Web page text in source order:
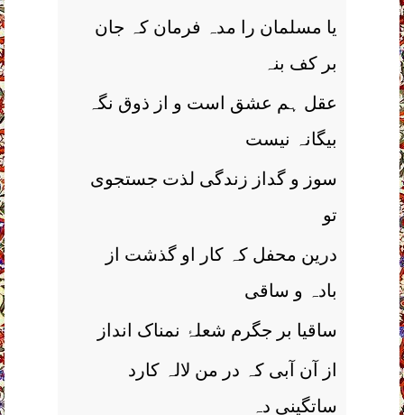
یا مسلمان را مدہ فرمان کہ جان
بر کف بنہ
عقل ہم عشق است و از ذوق نگہ
بیگانہ نیست
سوز و گداز زندگی لذت جستجوی
تو
درین محفل کہ کار او گذشت از
بادہ و ساقی
ساقیا بر جگرم شعلۂ نمناک انداز
از آن آبی کہ در من لالہ کارد
ساتگینی دہ